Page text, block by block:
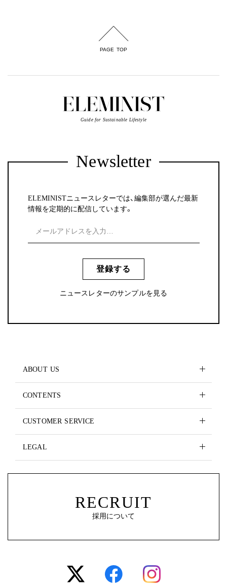
PAGE TOP
Guide for Sustainable Lifestyle
Newsletter
ELEMINISTニュースレターでは、編集部が選んだ最新
情報を定期的に配信しています。
登録する
ニュースレターのサンプルを見る
ABOUT US
CONTENTS
CUSTOMER SERVICE
LEGAL
RECRUIT
採用について